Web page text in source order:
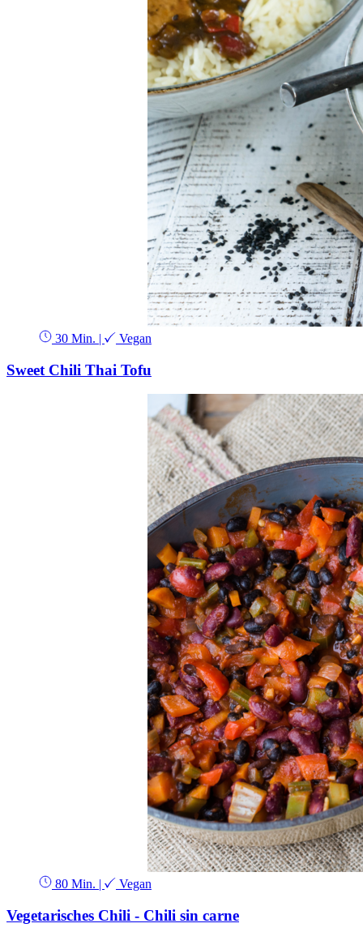
30 Min. | Vegan
Sweet Chili Thai Tofu
80 Min. | Vegan
Vegetarisches Chili - Chili sin carne